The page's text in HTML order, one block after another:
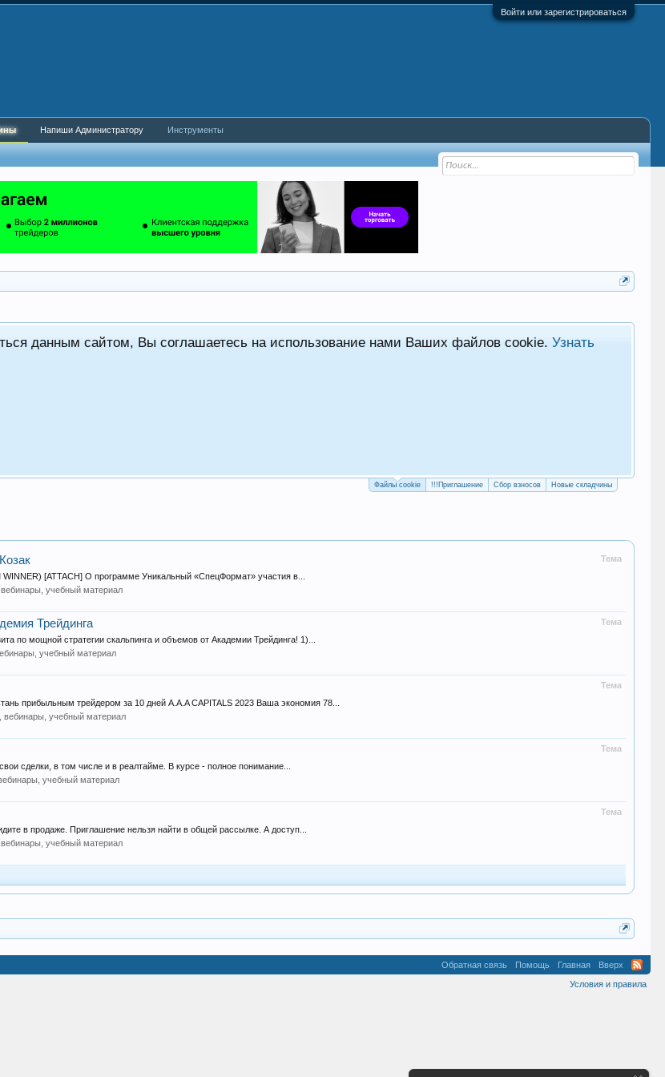
Войти или зарегистрироваться
данным сайтом, Вы соглашаетесь на использование нами Ваших файлов cookie.Узнать
Файлы cookie !!!Приглашение Сбор взносов Новые складчины
Тема
[ATTACH] О программе Уникальный «СпецФормат» участия в...
учебный материал
Тема
Трейдинга
мощной стратегии скальпинга и объемов от Академии Трейдинга! 1)...
учебный материал
Тема
прибыльным трейдером за 10 дней A.A.A CAPITALS 2023 Ваша экономия 78...
вебинары, учебный материал
Тема
сделки, в том числе и в реалтайме. В курсе - полное понимание...
учебный материал
Тема
в продаже. Приглашение нельзя найти в общей рассылке. А доступ...
учебный материал
Напиши Администратору Инструменты
Обратная связь Помощь Главная
Вверх
Условия и правила